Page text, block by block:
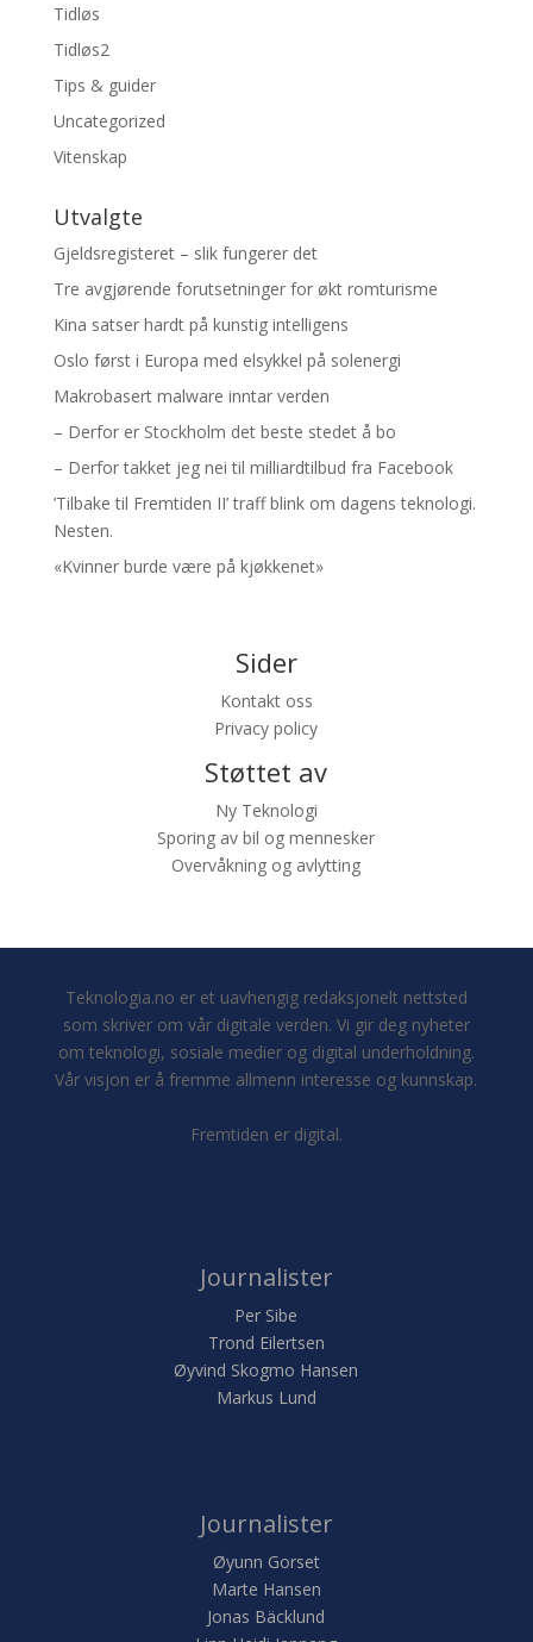
Tidløs
Tidløs2
Tips & guider
Uncategorized
Vitenskap
Utvalgte
Gjeldsregisteret – slik fungerer det
Tre avgjørende forutsetninger for økt romturisme
Kina satser hardt på kunstig intelligens
Oslo først i Europa med elsykkel på solenergi
Makrobasert malware inntar verden
– Derfor er Stockholm det beste stedet å bo
– Derfor takket jeg nei til milliardtilbud fra Facebook
’Tilbake til Fremtiden II’ traff blink om dagens teknologi.
Nesten.
«Kvinner burde være på kjøkkenet»
Sider
Kontakt oss
Privacy policy
Støttet av
Ny Teknologi
Sporing av bil og mennesker
Overvåkning og avlytting
Teknologia.no er et uavhengig redaksjonelt nettsted
som skriver om vår digitale verden. Vi gir deg nyheter
om teknologi, sosiale medier og digital underholdning.
Vår visjon er å fremme allmenn interesse og kunnskap.
Fremtiden er digital.
Journalister
Per Sibe
Trond Eilertsen
Øyvind Skogmo Hansen
Markus Lund
Journalister
Øyunn Gorset
Marte Hansen
Jonas Bäcklund